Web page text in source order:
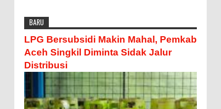
BARU
LPG Bersubsidi Makin Mahal, Pemkab
Aceh Singkil Diminta Sidak Jalur
Distribusi